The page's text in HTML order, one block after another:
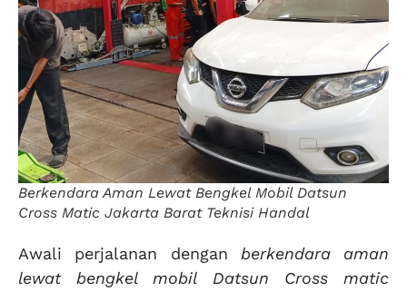
Berkendara Aman Lewat Bengkel Mobil Datsun
Cross Matic Jakarta Barat Teknisi Handal
Awali perjalanan dengan berkendara aman
lewat bengkel mobil Datsun Cross matic